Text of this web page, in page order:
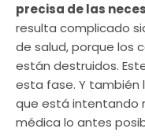
precisa de las
resulta complicado
de salud, porque los
están destruidos.
esta fase. Y también
que está intentando
médica lo antes